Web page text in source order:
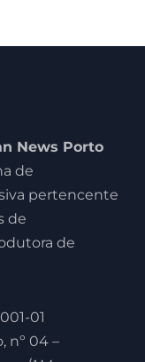
News Porto
de
pertencente
de
de
01
nº 04 –